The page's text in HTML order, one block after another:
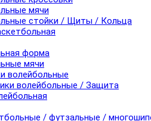
мячи
стойки / Щиты / Кольца
форма
мячи
волейбольные
волейбольные / Защита
/ футзальные /